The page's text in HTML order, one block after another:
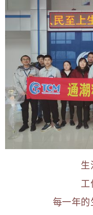
生
工
每一年的